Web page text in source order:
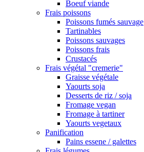
Boeuf viande
Frais poissons
Poissons fumés sauvage
Tartinables
Poissons sauvages
Poissons frais
Crustacés
Frais végétal "cremerie"
Graisse végétale
Yaourts soja
Desserts de riz / soja
Fromage vegan
Fromage à tartiner
Yaourts vegetaux
Panification
Pains essene / galettes